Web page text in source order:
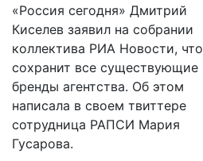
«Россия сегодня» Дмитрий
Киселев заявил на собрании
коллектива РИА Новости, что
сохранит все существующие
бренды агентства. Об этом
написала в своем твиттере
сотрудница РАПСИ Мария
Гусарова.